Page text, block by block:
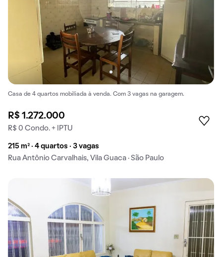
Casa de 4 quartos mobiliada à venda. Com 3 vagas na garagem.
R$ 1.272.000
R$ 0 Condo. + IPTU
215 m² · 4 quartos · 3 vagas
Rua Antônio Carvalhais, Vila Guaca · São Paulo